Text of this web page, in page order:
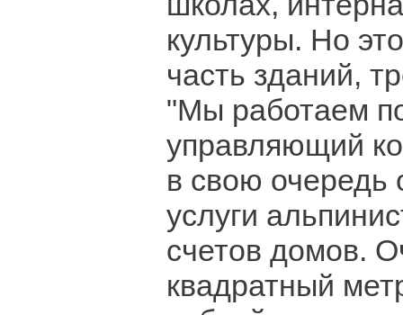
культуры. Но
часть зданий,
"Мы работаем
управляющий
в свою очередь
услуги
счетов домов.
квадратный